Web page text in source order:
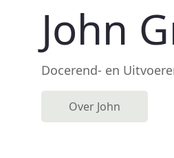
John
Docerend- en
Over John